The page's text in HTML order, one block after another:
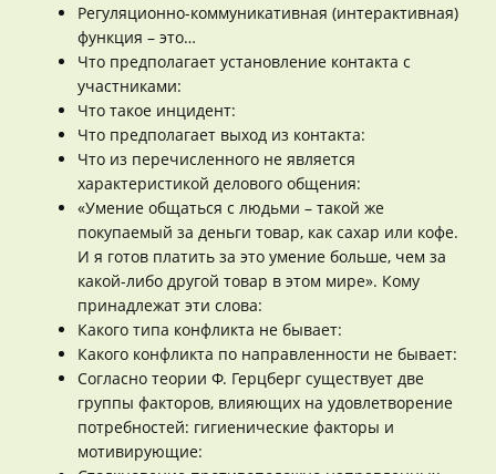
Регуляционно-коммуникативная (интерактивная)
функция – это…
Что предполагает установление контакта с
участниками:
Что такое инцидент:
Что предполагает выход из контакта:
Что из перечисленного не является
характеристикой делового общения:
«Умение общаться с людьми – такой же
покупаемый за деньги товар, как сахар или кофе.
И я готов платить за это умение больше, чем за
какой-либо другой товар в этом мире». Кому
принадлежат эти слова:
Какого типа конфликта не бывает:
Какого конфликта по направленности не бывает:
Согласно теории Ф. Герцберг существует две
группы факторов, влияющих на удовлетворение
потребностей: гигиенические факторы и
мотивирующие: